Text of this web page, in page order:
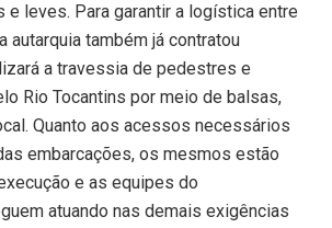
leves. Para garantir a logística entre
autarquia também já contratou
a travessia de pedestres e
Rio Tocantins por meio de balsas,
Quanto aos acessos necessários
embarcações, os mesmos estão
e as equipes do
atuando nas demais exigências